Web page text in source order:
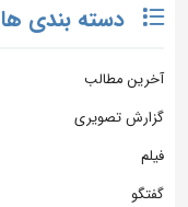
دسته بندی ها
آخرین مطالب
گزارش تصویری
فیلم
گفتگو